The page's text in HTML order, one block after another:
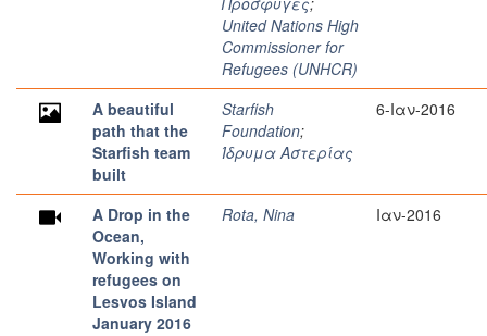
United Nations High
Commissioner for
Refugees (UNHCR)
A beautiful
path that the
Starfish team
built
Starfish
Foundation;
Ίδρυμα Αστερίας
6-Ιαν-2016
A Drop in the
Ocean,
Working with
refugees on
Lesvos Island
January 2016
Rota, Nina Ιαν-2016